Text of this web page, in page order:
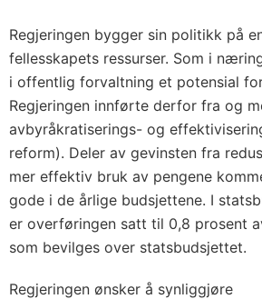
Regjeringen bygger sin politikk på
fellesskapets ressurser. Som i
i offentlig forvaltning et potensial
Regjeringen innførte derfor fra og
avbyråkratiserings- og
reform). Deler av gevinsten fra
mer effektiv bruk av pengene
gode i de årlige budsjettene. I
er overføringen satt til 0,8 prosent
som bevilges over statsbudsjettet.
Regjeringen ønsker å synliggjøre